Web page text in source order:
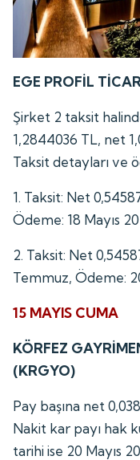
EGE PROFİL
Şirket 2 taksit
1,2844036 TL, net
Taksit detayları ve
1. Taksit: Net
Ödeme: 18 Mayıs
2. Taksit: Net
Temmuz, Ödeme:
15 MAYIS CUMA
KÖRFEZ
(KRGYO)
Pay başına net
Nakit kar payı hak
tarihi ise 20 Mayıs